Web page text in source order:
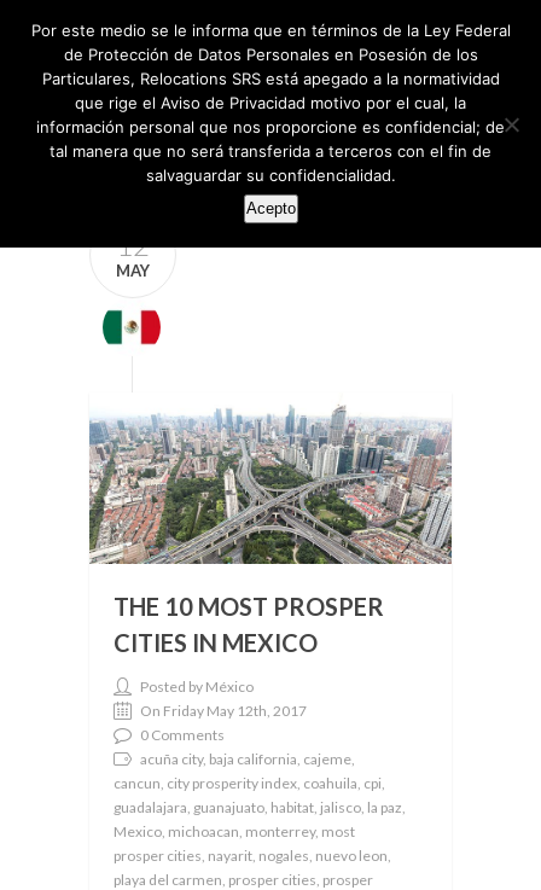
12
MAY
THE 10 MOST PROSPER
CITIES IN MEXICO
Posted by México
On Friday May 12th, 2017
0 Comments
acuña city, baja california, cajeme,
cancun, city prosperity index, coahuila, cpi,
guadalajara, guanajuato, habitat, jalisco, la paz,
Mexico, michoacan, monterrey, most
prosper cities, nayarit, nogales, nuevo leon,
playa del carmen, prosper cities, prosper
Por este medio se le informa que en términos de la Ley Federal
de Protección de Datos Personales en Posesión de los
Particulares, Relocations SRS está apegado a la normatividad
que rige el Aviso de Privacidad motivo por el cual, la
información personal que nos proporcione es confidencial; de
tal manera que no será transferida a terceros con el fin de
salvaguardar su confidencialidad.
Acepto